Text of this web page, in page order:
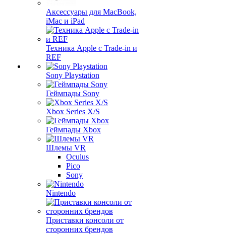
Аксессуары для MacBook,
iMac и iPad
Техника Apple с Trade-in и
REF
Sony Playstation
Геймпады Sony
Xbox Series X/S
Геймпады Xbox
Шлемы VR
Oculus
Pico
Sony
Nintendo
Приставки консоли от
сторонних брендов